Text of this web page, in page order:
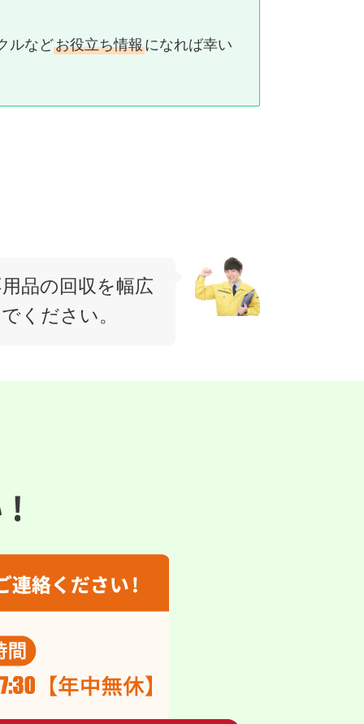
ルなどお役立ち情報になれば幸い
品の回収を幅広
ください。